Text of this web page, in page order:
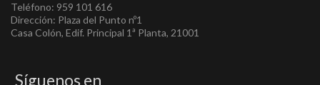
Teléfono: 959 101 616
Dirección: Plaza del Punto nº1
Casa Colón, Edif. Principal 1ª Planta, 21001
Síguenos en